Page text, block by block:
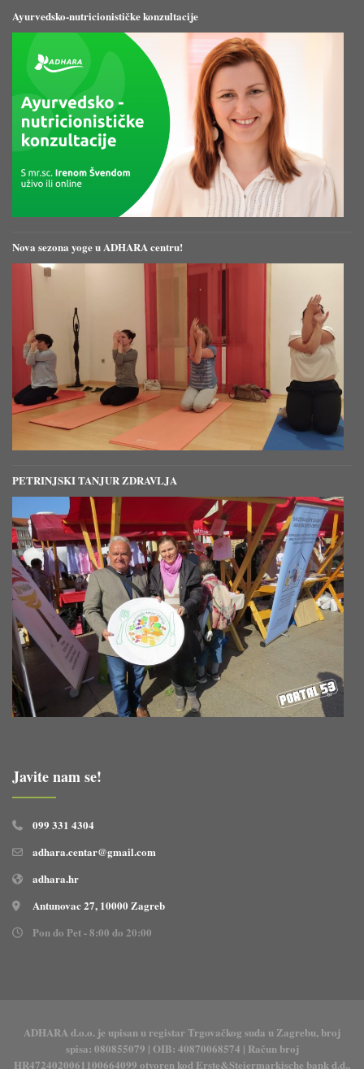
Ayurvedsko-nutricionističke konzultacije
Nova sezona yoge u ADHARA centru!
PETRINJSKI TANJUR ZDRAVLJA
Javite nam se!
099 331 4304
adhara.centar@gmail.com
adhara.hr
Antunovac 27, 10000 Zagreb
Pon do Pet - 8:00 do 20:00
ADHARA d.o.o. je upisan u registar Trgovačkog suda u Zagrebu, broj
spisa: 080855079 | OIB: 40870068574 | Račun broj
HR4724020061100664099 otvoren kod Erste&Steiermarkische bank d.d.,